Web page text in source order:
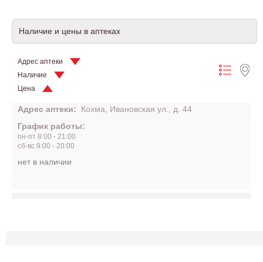
Наличие и цены в аптеках
Адрес аптеки
Наличие
Цена
Адрес аптеки:
Кохма, Ивановская ул., д. 44
График работы:
пн-пт 8:00 - 21:00
сб-вс 9:00 - 20:00
нет в наличии